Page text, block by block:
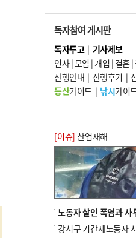
7
부울경 주말부터 비
꺾일 듯
8
피란마을 67년 역사
미초 통폐합 기로
9
교육혁신선도지 공
색에 교육청 ‘쩔쩔’
10 부산 청소년 극지탐
구석구석 누빈다
독자참여 게시판
독자투고| 기사제보
인사|모임 | 개업 | 결혼|
산행안내 | 산행후기 |
등산가이드| 낚시가이
[이슈] 산업재해